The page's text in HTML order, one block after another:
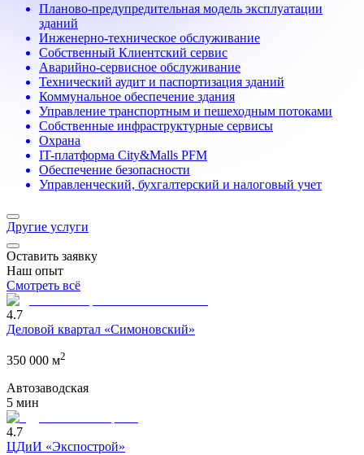
Планово-предупредительная модель эксплуатации
зданий
Инженерно-техническое обслуживание
Собственный Клиентский сервис
Аварийно-сервисное обслуживание
Технический аудит и паспортизация зданий
Коммунальное обеспечение здания
Управление транспортным и пешеходным потоками
Собственные инфраструктурные сервисы
Охрана
IT-платформа City&Malls PFM
Обеспечение безопасности
Управленческий, бухгалтерский и налоговый учет
Другие услуги
Оставить заявку
Наш опыт
Смотреть всё
4.7
Деловой квартал «Симоновский»
350 000 м2
Автозаводская
5 мин
4.7
ЦДиИ «Экспострой»